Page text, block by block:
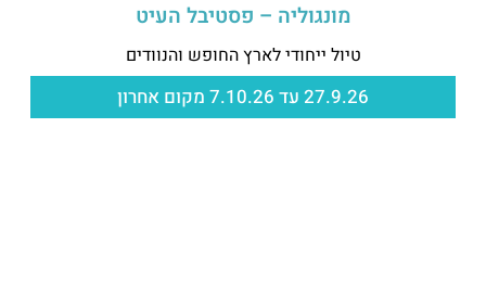
מונגוליה – פסטיבל העיט
טיול ייחודי לארץ החופש והנוודים
27.9.26 עד 7.10.26 מקום אחרון